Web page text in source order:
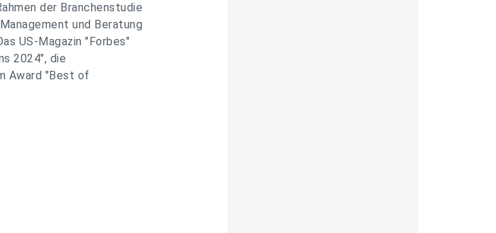
der Branchenstudie
und Beratung
US-Magazin "Forbes"
2024", die
Award "Best of